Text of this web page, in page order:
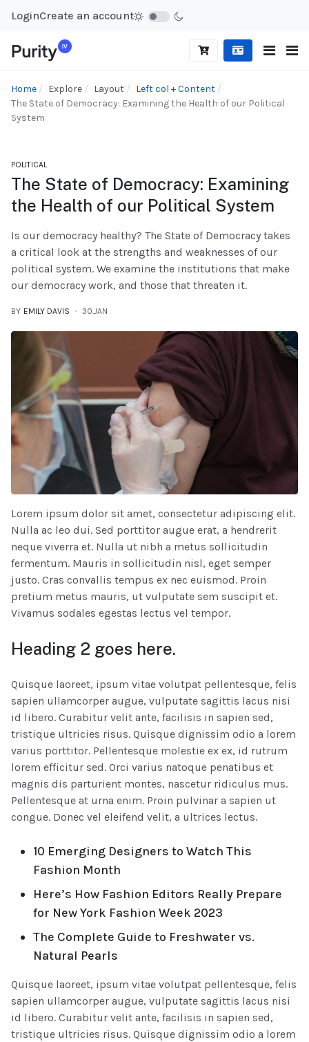
LoginCreate an account
Home Explore Layout
Left col + Content
The State of Democracy: Examining the Health of our Political
System
POLITICAL
The State of Democracy: Examining
the Health of our Political System
Is our democracy healthy? The State of Democracy takes
a critical look at the strengths and weaknesses of our
political system. We examine the institutions that make
our democracy work, and those that threaten it.
BY EMILY DAVIS 30.JAN
Lorem ipsum dolor sit amet, consectetur adipiscing elit.
Nulla ac leo dui. Sed porttitor augue erat, a hendrerit
neque viverra et. Nulla ut nibh a metus sollicitudin
fermentum. Mauris in sollicitudin nisl, eget semper
justo. Cras convallis tempus ex nec euismod. Proin
pretium metus mauris, ut vulputate sem suscipit et.
Vivamus sodales egestas lectus vel tempor.
Heading 2 goes here.
Quisque laoreet, ipsum vitae volutpat pellentesque, felis
sapien ullamcorper augue, vulputate sagittis lacus nisi
id libero. Curabitur velit ante, facilisis in sapien sed,
tristique ultricies risus. Quisque dignissim odio a lorem
varius porttitor. Pellentesque molestie ex ex, id rutrum
lorem efficitur sed. Orci varius natoque penatibus et
magnis dis parturient montes, nascetur ridiculus mus.
Pellentesque at urna enim. Proin pulvinar a sapien ut
congue. Donec vel eleifend velit, a ultrices lectus.
10 Emerging Designers to Watch This
Fashion Month
Here’s How Fashion Editors Really Prepare
for New York Fashion Week 2023
The Complete Guide to Freshwater vs.
Natural Pearls
Quisque laoreet, ipsum vitae volutpat pellentesque, felis
sapien ullamcorper augue, vulputate sagittis lacus nisi
id libero. Curabitur velit ante, facilisis in sapien sed,
tristique ultricies risus. Quisque dignissim odio a lorem